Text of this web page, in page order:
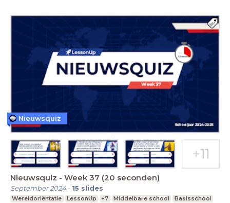
Nieuwsquiz - Week 37 (20 seconden)
September 2024- 15 slides
Wereldoriëntatie LessonUp +7 Middelbare school
Basisschool
Nieuwsquiz